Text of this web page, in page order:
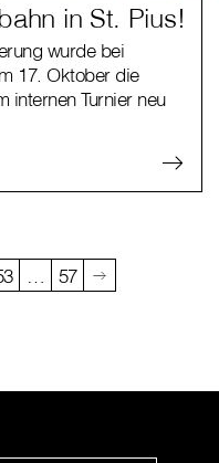
in St. Pius!
wurde bei
17. Oktober die
internen Turnier neu
57